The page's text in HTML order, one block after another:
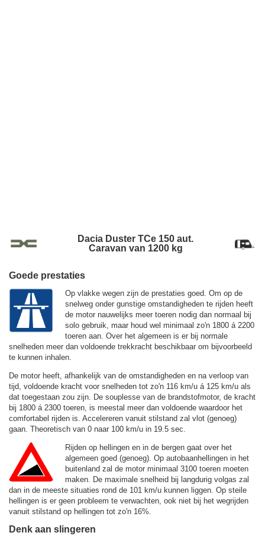
Dacia Duster TCe 150 aut.
Caravan van 1200 kg
Goede prestaties
Op vlakke wegen zijn de prestaties goed. Om op de
snelweg onder gunstige omstandigheden te rijden heeft
de motor nauwelijks meer toeren nodig dan normaal bij
solo gebruik, maar houd wel minimaal zo'n 1800 á 2200
toeren aan. Over het algemeen is er bij normale
snelheden meer dan voldoende trekkracht beschikbaar om bijvoorbeeld
te kunnen inhalen.
De motor heeft, afhankelijk van de omstandigheden en na verloop van
tijd, voldoende kracht voor snelheden tot zo'n 116 km/u á 125 km/u als
dat toegestaan zou zijn. De souplesse van de brandstofmotor, de kracht
bij 1800 á 2300 toeren, is meestal meer dan voldoende waardoor het
comfortabel rijden is. Accelereren vanuit stilstand zal vlot (genoeg)
gaan. Theoretisch van 0 naar 100 km/u in 19.5 sec.
Rijden op hellingen en in de bergen gaat over het
algemeen goed (genoeg). Op autobaanhellingen in het
buitenland zal de motor minimaal 3100 toeren moeten
maken. De maximale snelheid bij langdurig volgas zal
dan in de meeste situaties rond de 101 km/u kunnen liggen. Op steile
hellingen is er geen probleem te verwachten, ook niet bij het wegrijden
vanuit stilstand op hellingen tot zo'n 16%.
Denk aan slingeren